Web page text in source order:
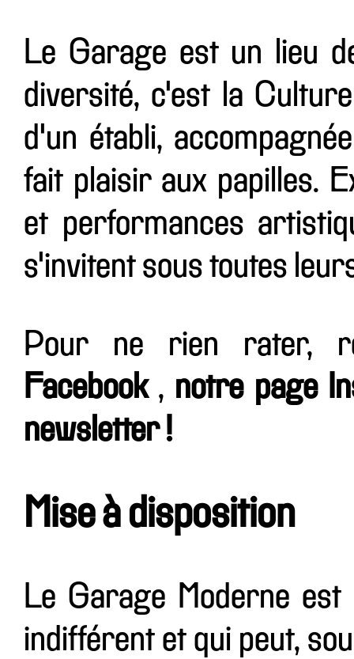
Le Garage est un lieu
diversité, c'est la
d'un établi,
fait plaisir aux papilles.
et performances
s'invitent sous toutes
Pour ne rien rater,
Facebook , notre page
newsletter !
Mise à disposition
Le Garage Moderne
indifférent et qui peut,